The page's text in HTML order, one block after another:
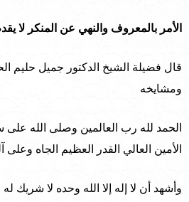
الأمر بالمعروف والنهي عن المنكر لا
قال فضيلة الشيخ الدكتور جميل حليم
ومشايخه
الحمد لله رب العالمين وصلى الله على
الأمين العالي القدر العظيم الجاه
وأشهد أن لا إله إلا الله وحده لا شريك